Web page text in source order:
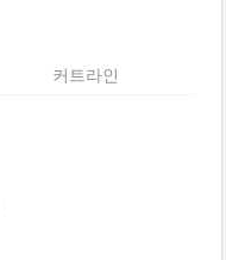
커트라인